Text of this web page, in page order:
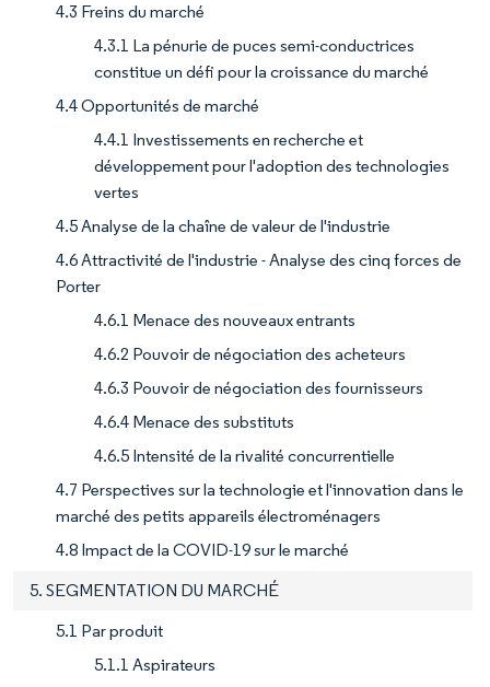
4.3 Freins du marché
4.3.1 La pénurie de puces semi-conductrices
constitue un défi pour la croissance du marché
4.4 Opportunités de marché
4.4.1 Investissements en recherche et
développement pour l'adoption des technologies
vertes
4.5 Analyse de la chaîne de valeur de l'industrie
4.6 Attractivité de l'industrie - Analyse des cinq forces de
Porter
4.6.1 Menace des nouveaux entrants
4.6.2 Pouvoir de négociation des acheteurs
4.6.3 Pouvoir de négociation des fournisseurs
4.6.4 Menace des substituts
4.6.5 Intensité de la rivalité concurrentielle
4.7 Perspectives sur la technologie et l'innovation dans le
marché des petits appareils électroménagers
4.8 Impact de la COVID-19 sur le marché
5. SEGMENTATION DU MARCHÉ
5.1 Par produit
5.1.1 Aspirateurs